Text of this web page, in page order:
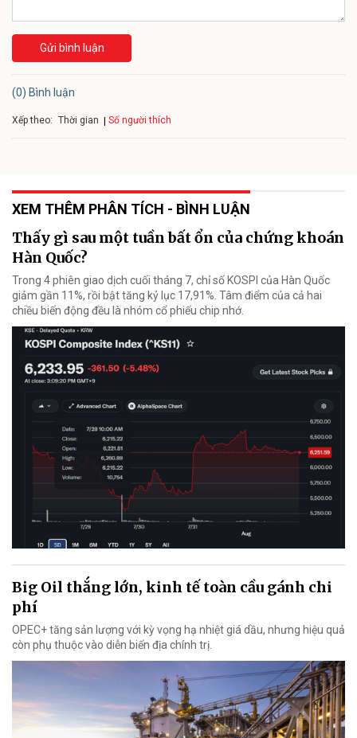
Gửi bình luận
(0) Bình luận
Xếp theo: Thời gian Số người thích
XEM THÊM PHÂN TÍCH - BÌNH LUẬN
Thấy gì sau một tuần bất ổn của chứng khoán
Hàn Quốc?
Trong 4 phiên giao dịch cuối tháng 7, chỉ số KOSPI của Hàn Quốc
giảm gần 11%, rồi bật tăng kỷ lục 17,91%. Tâm điểm của cả hai
chiều biến động đều là nhóm cổ phiếu chip nhớ.
Big Oil thắng lớn, kinh tế toàn cầu gánh chi
phí
OPEC+ tăng sản lượng với kỳ vọng hạ nhiệt giá dầu, nhưng hiệu quả
còn phụ thuộc vào diễn biến địa chính trị.